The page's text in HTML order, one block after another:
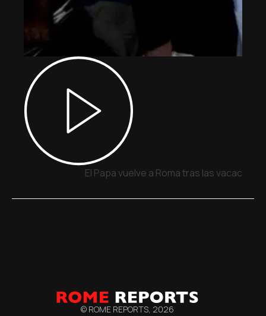
El Papa vuelve a Roma tras las
© ROME REPORTS, 2026